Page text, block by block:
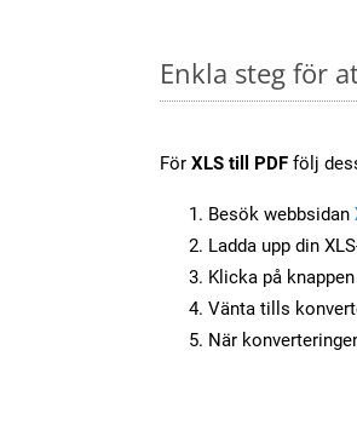
Enkla steg för
För XLS till PDF följ
Besök webbsidan
Ladda upp din
Klicka på knappen
Vänta tills
När